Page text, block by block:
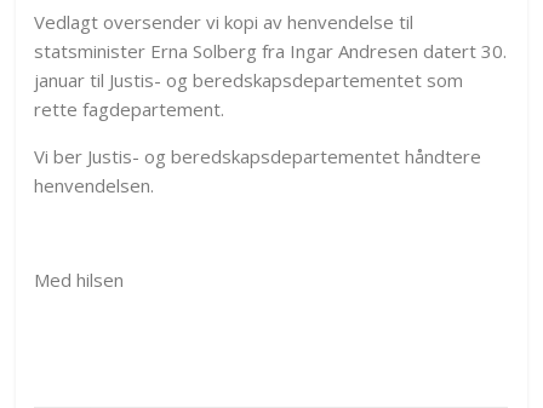
Vedlagt oversender vi kopi av henvendelse til
statsminister Erna Solberg fra Ingar Andresen datert 30.
januar til Justis- og beredskapsdepartementet som
rette fagdepartement.
Vi ber Justis- og beredskapsdepartementet håndtere
henvendelsen.
Med hilsen